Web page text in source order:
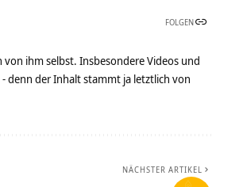
FOLGEN
ihm selbst. Insbesondere Videos und
denn der Inhalt stammt ja letztlich von
NÄCHSTER ARTIKEL